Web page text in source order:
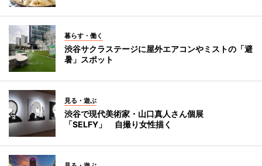
暮らす・働く
渋谷サクラステージに屋外エアコンやミストの「避
暑」スポット
見る・遊ぶ
渋谷で現代美術家・山口真人さん個展
「SELFY」 自撮り女性描く